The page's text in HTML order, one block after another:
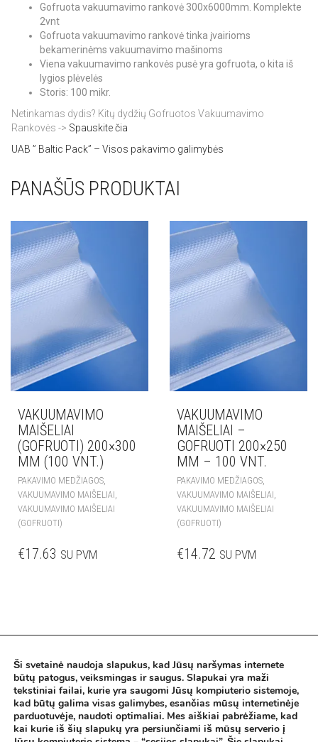
Gofruota vakuumavimo rankovė 300x6000mm. Komplekte
2vnt
Gofruota vakuumavimo rankovėtinka įvairioms
bekamerinėms vakuumavimo mašinoms
Viena vakuumavimo rankovės pusė yra gofruota, o kita iš
lygios plėvelės
Storis: 100 mikr.
Netinkamas dydis? Kitų dydžių Gofruotos Vakuumavimo
Rankovės -> Spauskite čia
UAB ” Baltic Pack” – Visos pakavimo galimybės
PANAŠŪS PRODUKTAI
VAKUUMAVIMO
MAIŠELIAI
(GOFRUOTI) 200×300
MM (100 VNT.)
PAKAVIMO MEDŽIAGOS,
VAKUUMAVIMO MAIŠELIAI,
VAKUUMAVIMO MAIŠELIAI
(GOFRUOTI)
€17.63 SU PVM
VAKUUMAVIMO
MAIŠELIAI –
GOFRUOTI 200×250
MM – 100 VNT.
PAKAVIMO MEDŽIAGOS,
VAKUUMAVIMO MAIŠELIAI,
VAKUUMAVIMO MAIŠELIAI
(GOFRUOTI)
€14.72 SU PVM
Pirkimo taisykės
Privatumo politika
Ši svetainė naudoja slapukus, kad Jūsų naršymas internete
būtų patogus, veiksmingas ir saugus. Slapukai yra maži
tekstiniai failai, kurie yra saugomi Jūsų kompiuterio sistemoje,
kad būtų galima visas galimybes, esančias mūsų internetinėje
parduotuvėje, naudoti optimaliai. Mes aiškiai pabrėžiame, kad
kai kurie iš šių slapukų yra persiunčiami iš mūsų serverio į